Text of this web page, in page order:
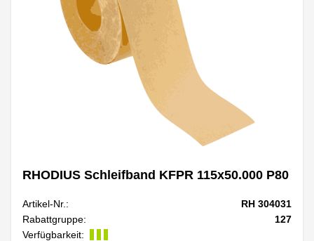
RHODIUS Schleifband KFPR 115x50.000 P80
Artikel-Nr.:
RH 304031
Rabattgruppe:
127
Verfügbarkeit: